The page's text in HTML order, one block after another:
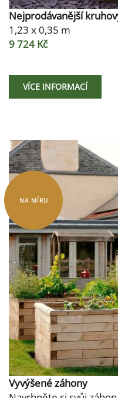
Nejprodávanější
1,23 x 0,35 m
9 724 Kč
VÍCE INFORMACÍ
NA MÍRU
Vyvýšené záhony